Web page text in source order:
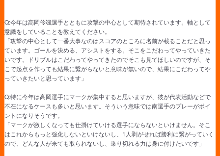
Q:今年は高岡伶颯選手とともに攻撃の中心として期待されています。軸として
意識をしていることを教えてください。
「攻撃の中心として一番大事なのはスコアのところに名前が載ることだと思っ
ています。ゴールを決める、アシストをする。そこをこだわってやっていきた
いです。ドリブルはこだわってやってきたのでそこも見てほしいのですが、そ
こで起点を作っても結果に繋がらないと意味が無いので、結果にこだわってや
っていきたいと思っています」
Q:特に今年は高岡選手にマークが集中すると思いますが、彼が代表活動などで
不在になるケースも多いと思います。そういう意味では南選手のプレーがポイ
ントになりそうです。
「マークが激しくなっても仕掛けていける選手にならないといけません。そこ
はこれからもっと強化しないといけないし、1人剥がせれば勝利に繋がっていく
ので、どんな人が来ても取られないし、乗り切れる力は身に付けたいです」